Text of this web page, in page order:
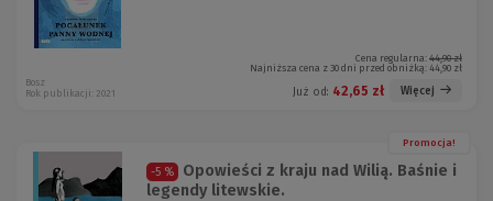
Cena regularna: 44,90 zł
Najniższa cena z 30 dni przed obniżką: 44,90 zł
Już od: 42,65 zł Więcej
Bosz
Rok publikacji: 2021
Promocja!
-5 %
Opowieści z kraju nad Wilią. Baśnie i
legendy litewskie.